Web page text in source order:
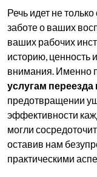
Речь идет не
заботе о ваших
ваших рабочих
историю, ценность
внимания. Именно
услугам переезда
предотвращении
эффективности
могли
оставив нам
практическими